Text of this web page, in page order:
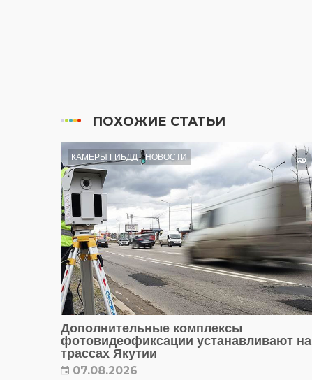
ПОХОЖИЕ СТАТЬИ
КАМЕРЫ ГИБДД НОВОСТИ
Дополнительные комплексы
фотовидеофиксации устанавливают на
трассах Якутии
07.08.2026